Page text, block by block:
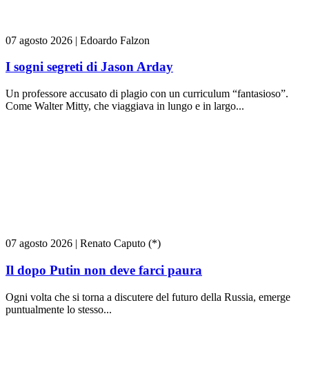
07 agosto 2026 | Edoardo Falzon
I sogni segreti di Jason Arday
Un professore accusato di plagio con un curriculum “fantasioso”.
Come Walter Mitty, che viaggiava in lungo e in largo...
07 agosto 2026 | Renato Caputo (*)
Il dopo Putin non deve farci paura
Ogni volta che si torna a discutere del futuro della Russia, emerge
puntualmente lo stesso...